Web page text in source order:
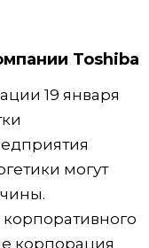
Toshiba
19 января
могут
корпорация